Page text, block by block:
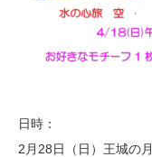
日時：
2月28日（日）王城の